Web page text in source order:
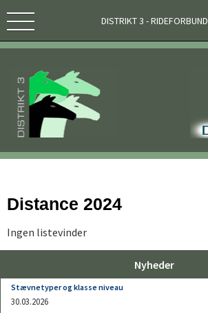
DISTRIKT 3 - RIDEFORBUND
Distance 2024
Ingen listevinder
Nyheder